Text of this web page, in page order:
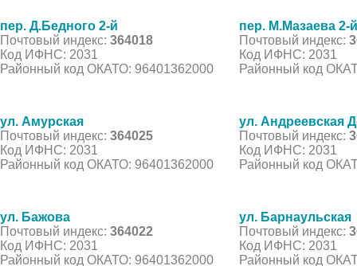
пер. Д.Бедного 2-й
Почтовый индекс: 364018
Код ИФНС: 2031
Районный код ОКАТО: 96401362000
пер. М.Мазаева 2-й
Почтовый индекс:
Код ИФНС: 2031
Районный код
ул. Амурская
Почтовый индекс: 364025
Код ИФНС: 2031
Районный код ОКАТО: 96401362000
ул. Андреевская
Почтовый индекс:
Код ИФНС: 2031
Районный код
ул. Бажова
Почтовый индекс: 364022
Код ИФНС: 2031
Районный код ОКАТО: 96401362000
ул. Барнаульская
Почтовый индекс:
Код ИФНС: 2031
Районный код